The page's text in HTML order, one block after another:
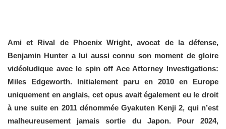
Ami et Rival de Phoenix Wright, avocat de la défense,
Benjamin Hunter a lui aussi connu son moment de gloire
vidéoludique avec le spin off Ace Attorney Investigations:
Miles Edgeworth. Initialement paru en 2010 en Europe
uniquement en anglais, cet opus avait également eu le droit
à une suite en 2011 dénommée Gyakuten Kenji 2, qui n’est
malheureusement jamais sortie du Japon. Pour 2024,